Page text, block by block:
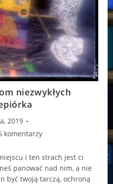
niezwykłych
2019
komentarzy
i ten strach jest ci
panować nad nim, a nie
być twoją tarczą, ochroną